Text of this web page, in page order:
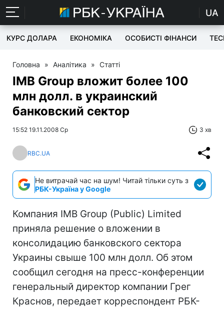
UA
КУРС ДОЛАРА ЕКОНОМІКА ОСОБИСТІ ФІНАНСИ
Головна » Аналітика » Статті
IMB Group вложит более 100
млн долл. в украинский
банковский сектор
15:52 19.11.2008 Ср 3 хв
RBC.UA
Не витрачай час на шум! Читай тільки суть з
РБК-Україна у Google
Компания IMB Group (Public) Limited
приняла решение о вложении в
консолидацию банковского сектора
Украины свыше 100 млн долл. Об этом
сообщил сегодня на пресс-конференции
генеральный директор компании Грег
Краснов, передает корреспондент РБК-